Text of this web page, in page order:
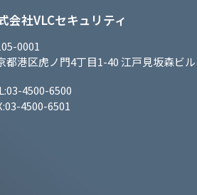
会社VLCセキュリティ
0001
都港区虎ノ門4丁目1-40 江戸見坂森ビル
4500-6500
4500-6501